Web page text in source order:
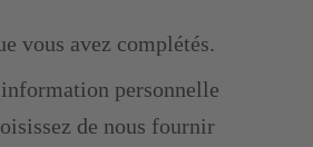
vous avez complétés.
personnelle
de nous fournir